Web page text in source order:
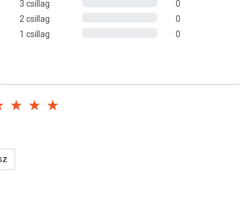
3 csillag
0
2 csillag
0
1 csillag
0